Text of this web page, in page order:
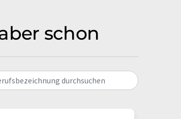
schon
durchsuchen